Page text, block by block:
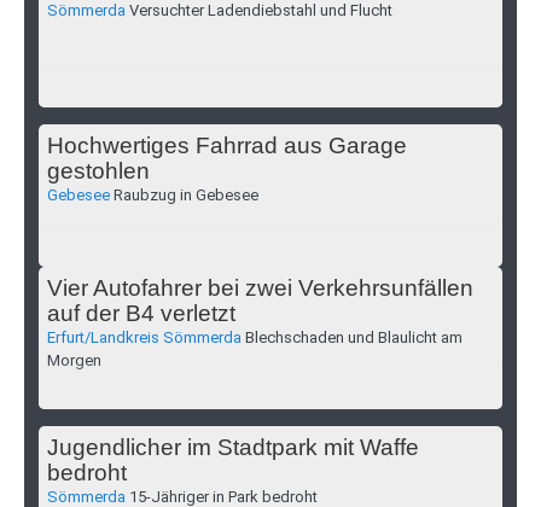
Sömmerda Versuchter Ladendiebstahl und Flucht
Hochwertiges Fahrrad aus Garage
gestohlen
Gebesee Raubzug in Gebesee
Vier Autofahrer bei zwei Verkehrsunfällen
auf der B4 verletzt
Erfurt/Landkreis Sömmerda Blechschaden und Blaulicht am
Morgen
Jugendlicher im Stadtpark mit Waffe
bedroht
Sömmerda 15-Jähriger in Park bedroht